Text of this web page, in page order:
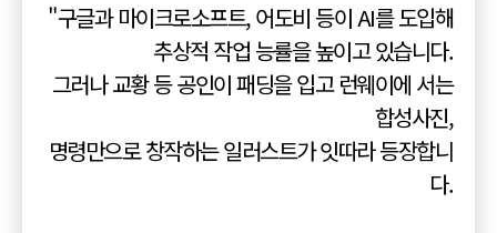
"구글과 마이크로소프트, 어도비 등이 AI를 도입해
추상적 작업 능률을 높이고 있습니다.
그러나 교황 등 공인이 패딩을 입고 런웨이에 서는
합성사진,
명령만으로 창작하는 일러스트가 잇따라 등장합니
다.